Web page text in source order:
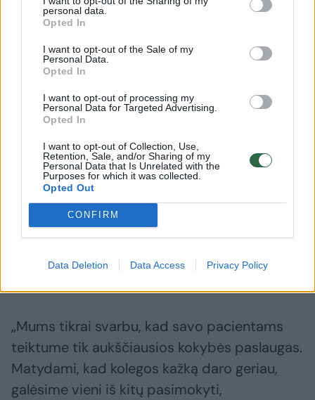
personal data.
Opted In
I want to opt-out of the Sale of my
Personal Data.
Opted In
I want to opt-out of processing my
Personal Data for Targeted Advertising.
Opted In
I want to opt-out of Collection, Use,
Retention, Sale, and/or Sharing of my
Personal Data that Is Unrelated with the
Purposes for which it was collected.
Opted Out
CONFIRM
Data Deletion Data Access Privacy Policy
Daugiau nuotraukų (21)
LSMU Šeimos klinikos šeimos gydytojos Aušrinės
Kontrimienės teigimu, labai svarbu, kad nuo šiol medikai
siekiant nustatytų kokybės rodiklių.
„Mums tikrai svarbu, kad savo pacientams
teiktume tik aukščiausios kokybės paslaugas.
Matydami, kad kolegos kažką daro geriau,
galėsime vieni iš kitų pasimokyti,